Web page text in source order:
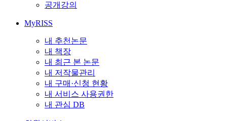
공개강의
MyRISS
내 추천논문
내 책장
내 최근 본 논문
내 저작물관리
내 구매·신청 현황
내 서비스 사용권한
내 관심 DB